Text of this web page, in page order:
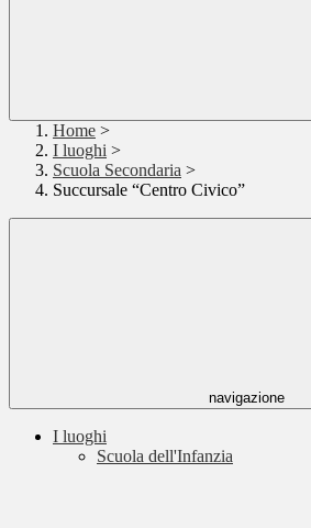
Home >
I luoghi >
Scuola Secondaria >
Succursale “Centro Civico”
navigazione
I luoghi
Scuola dell'Infanzia